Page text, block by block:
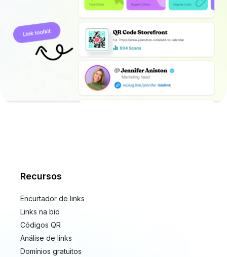
Recursos
Encurtador de links
Links na bio
Códigos QR
Análise de links
Domínios gratuitos